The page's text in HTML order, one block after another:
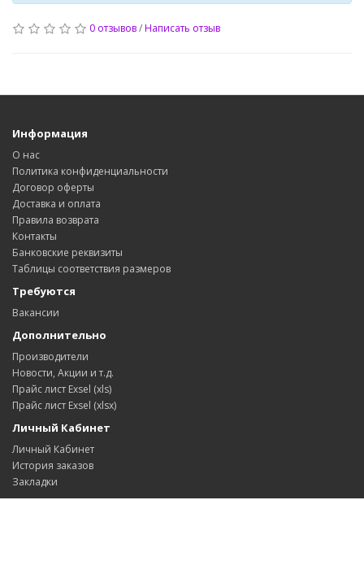
0 отзывов/Написать отзыв
Информация
О нас
Политика конфиденциальности
Договор оферты
Доставка и оплата
Правила возврата
Контакты
Банковские реквизиты
Таблицы соответствия размеров
Требуются
Вакансии
Дополнительно
Производители
Новости, Акции и т.д.
Прайс лист Exsel (xls)
Прайс лист Exsel (xlsx)
Личный Кабинет
Личный Кабинет
История заказов
Закладки